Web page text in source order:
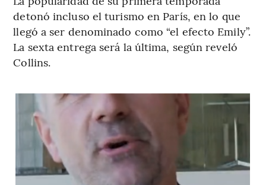
detonó incluso el turismo en París, en lo que
llegó a ser denominado como “el efecto Emily”.
La sexta entrega será la última, según reveló
Collins.